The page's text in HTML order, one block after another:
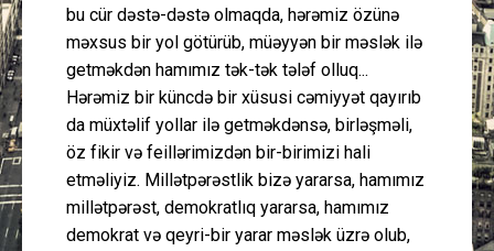
bu cür dəstə-dəstə olmaqda, hərəmiz özünə
məxsus bir yol götürüb, müəyyən bir məslək ilə
getməkdən hamımız tək-tək tələf olluq...
Hərəmiz bir küncdə bir xüsusi cəmiyyət qayırıb
da müxtəlif yollar ilə getməkdənsə, birləşməli,
öz fikir və feillərimizdən bir-birimizi hali
etməliyiz. Millətpərəstlik bizə yararsa, hamımız
millətpərəst, demokratlıq yararsa, hamımız
demokrat və qeyri-bir yarar məslək üzrə olub,